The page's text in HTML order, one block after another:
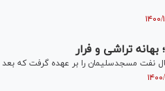
تراشی و فرار
عهده گرفت که بعد از ۱۵ هفته این تیم را در رده پانزدهم لیگ برتر ترک